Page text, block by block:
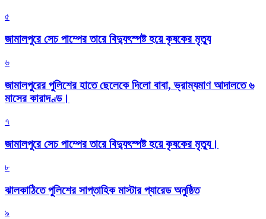
৫
জামালপুরে সেচ পাম্পের তারে বিদ্যুৎস্পষ্ট হয়ে কৃষকের মৃত্যু
৬
জামালপুরের পুলিশের হাতে ছেলেকে দিলো বাবা, ভ্রাম্যমাণ আদালতে ৬
মাসের কারাদণ্ড।
৭
জামালপুরে সেচ পাম্পের তারে বিদ্যুৎস্পষ্ট হয়ে কৃষকের মৃত্যু।
৮
‎ঝালকাঠিতে পুলিশের সাপ্তাহিক মাস্টার প্যারেড অনুষ্ঠিত
৯